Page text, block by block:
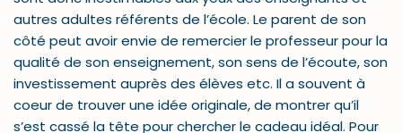
autres adultes référents de l’école. Le parent de son
côté peut avoir envie de remercier le professeur pour la
qualité de son enseignement, son sens de l’écoute, son
investissement auprès des élèves etc. Il a souvent à
coeur de trouver une idée originale, de montrer qu’il
s’est cassé la tête pour chercher le cadeau idéal. Pour